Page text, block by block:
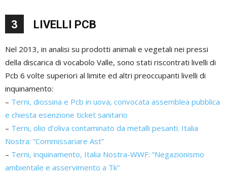
3 LIVELLI PCB
Nel 2013, in analisi su prodotti animali e vegetali nei pressi
della discarica di vocabolo Valle, sono stati riscontrati livelli di
Pcb 6 volte superiori al limite ed altri preoccupanti livelli di
inquinamento:
– Terni, diossina e Pcb in uova, convocata assemblea pubblica
e chiesta esenzione ticket sanitario
– Terni, olio d’oliva contaminato da metalli pesanti. Italia
Nostra: ”Commissariare Ast”
– Terni, inquinamento, Italia Nostra-WWF: ”Negazionismo
ambientale e asservimento a Tk”